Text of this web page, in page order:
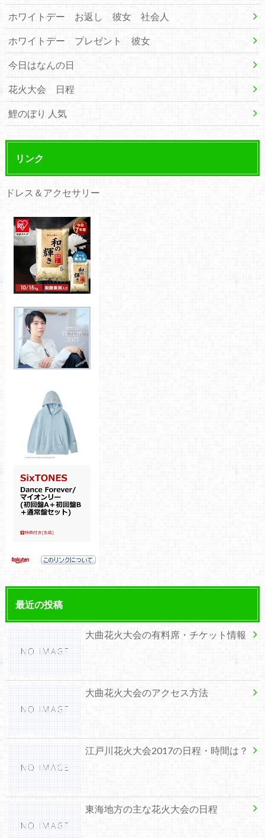
ホワイトデー お返し 彼女 社会人
ホワイトデー プレゼント 彼女
今日はなんの日
花火大会 日程
鯉のぼり 人気
リンク
ドレス＆アクセサリー
最近の投稿
大曲花火大会の有料席・チケット情報
大曲花火大会のアクセス方法
江戸川花火大会2017の日程・時間は？
東海地方の主な花火大会の日程